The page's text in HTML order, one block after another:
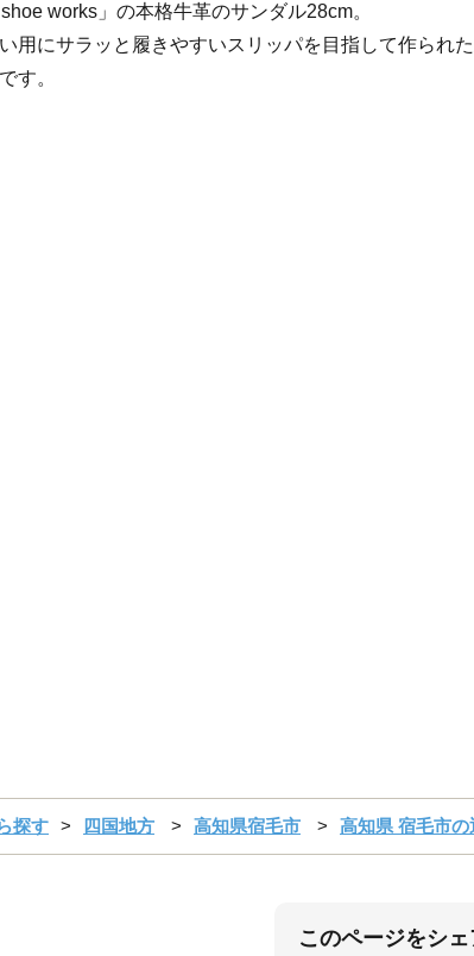
shoe works」の本格牛革のサンダル28cm。
用にサラッと履きやすいスリッパを目指して作られ
す。
探す 四国地方 高知県宿毛市 高知県 宿毛市
このページをシ